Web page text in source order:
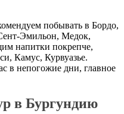
побывать в Бордо,
Эмильон, Медок,
напитки покрепче,
Камус, Курвуазье.
в непогожие дни, главное
в Бургундию